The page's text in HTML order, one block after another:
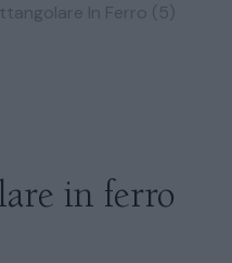
In Ferro (5)
in ferro